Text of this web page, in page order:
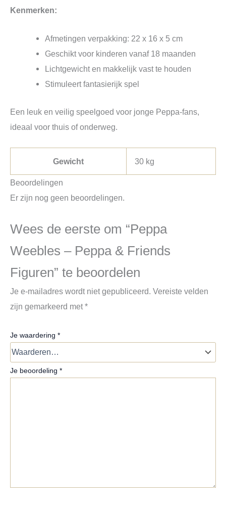
Kenmerken:
Afmetingen verpakking: 22 x 16 x 5 cm
Geschikt voor kinderen vanaf 18 maanden
Lichtgewicht en makkelijk vast te houden
Stimuleert fantasierijk spel
Een leuk en veilig speelgoed voor jonge Peppa-fans,
ideaal voor thuis of onderweg.
Gewicht 30 kg
Beoordelingen
Er zijn nog geen beoordelingen.
Wees de eerste om “Peppa
Weebles – Peppa & Friends
Figuren” te beoordelen
Je e-mailadres wordt niet gepubliceerd. Vereiste velden
zijn gemarkeerd met*
Je waardering *
Je beoordeling *